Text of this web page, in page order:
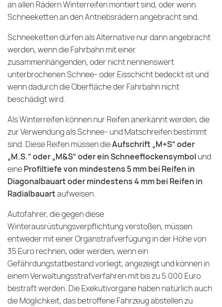
an allen Rädern Winterreifen montiert sind, oder wenn
Schneeketten an den Antriebsrädern angebracht sind.
Schneeketten dürfen als Alternative nur dann angebracht
werden, wenn die Fahrbahn mit einer
zusammenhängenden, oder nicht nennenswert
unterbrochenen Schnee- oder Eisschicht bedeckt ist und
wenn dadurch die Oberfläche der Fahrbahn nicht
beschädigt wird.
Als Winterreifen können nur Reifen anerkannt werden, die
zur Verwendung als Schnee- und Matschreifen bestimmt
sind. Diese Reifen müssen dieAufschrift „M+S“ oder
„M.S.“ oder „M&S“ oder ein Schneeflockensymbol und
eineProfiltiefe von mindestens 5 mm bei Reifen in
Diagonalbauart oder mindestens 4 mm bei Reifen in
Radialbauartaufweisen.
Autofahrer, die gegen diese
Winterausrüstungsverpflichtung verstoßen, müssen
entweder mit einer Organstrafverfügung in der Höhe von
35 Euro rechnen, oder werden, wenn ein
Gefährdungstatbestand vorliegt, angezeigt und können in
einem Verwaltungsstrafverfahren mit bis zu 5.000 Euro
bestraft werden. Die Exekutivorgane haben natürlich auch
die Möglichkeit, das betroffene Fahrzeug abstellen zu